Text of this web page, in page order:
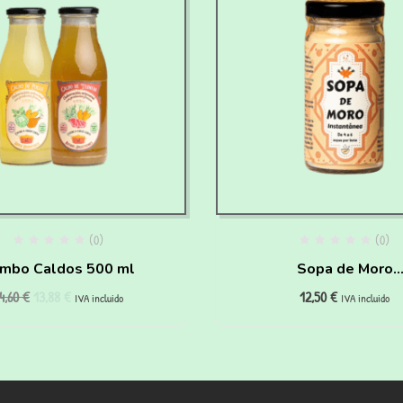
(0)
Caldos 500 ml
€ IVA incluido
(0)
Sopa de Moro
instantánea para
12,50€ IVA incluido